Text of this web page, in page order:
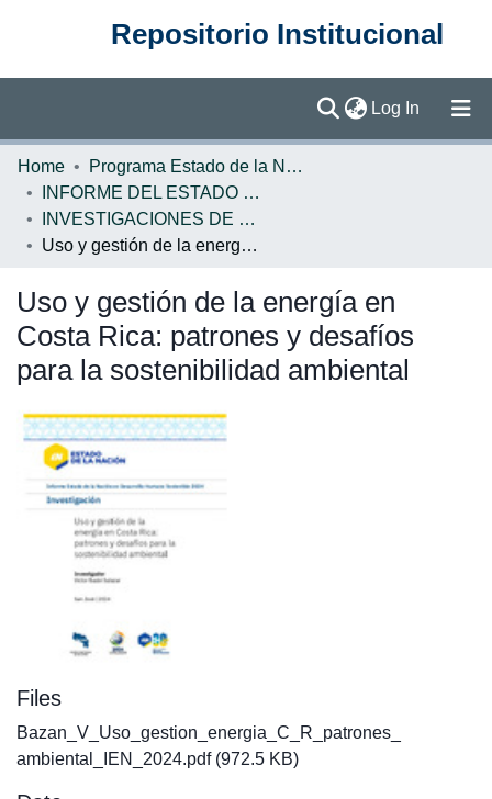
Repositorio Institucional
Log In (current)
Communities & Collections
Statistics
Home
Programa Estado de la Nación (PEN)
INFORME DEL ESTADO DE LA NACION
INVESTIGACIONES DE BASE EN
Uso y gestión de la energía en Costa Rica: patrones y desafíos para la sostenibilidad ambiental
Uso y gestión de la energía en
Costa Rica: patrones y desafíos
para la sostenibilidad ambiental
Files
Bazan_V_Uso_gestion_energia_C_R_patrones_
ambiental_IEN_2024.pdf(972.5 KB)